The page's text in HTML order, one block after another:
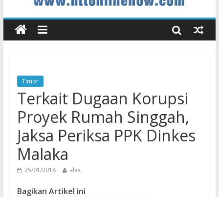
Pengadaan Kapal PPA Perkuat Kemampuan Pertahanan Udara
TNI AL Hadapi Ancaman Maritim Modern
Timor
Terkait Dugaan Korupsi
Proyek Rumah Singgah,
Jaksa Periksa PPK Dinkes
Malaka
25/01/2018 alex
Bagikan Artikel ini